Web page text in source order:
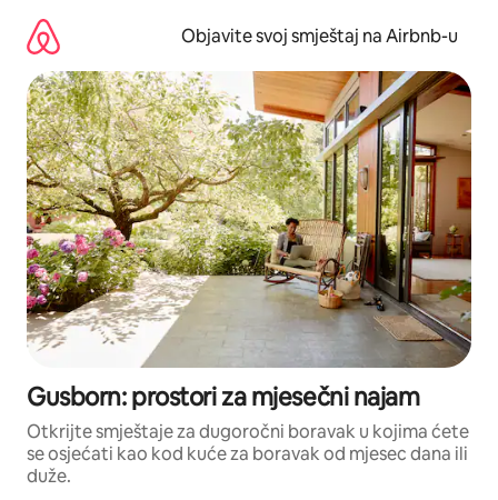
sadržaj
Objavite svoj smještaj na Airbnb-u
Gusborn: prostori za mjesečni najam
Otkrijte smještaje za dugoročni boravak u kojima ćete
se osjećati kao kod kuće za boravak od mjesec dana ili
duže.